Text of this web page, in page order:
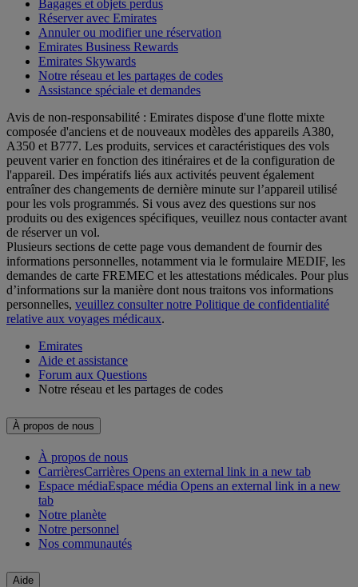
Bagages et objets perdus
Réserver avec Emirates
Annuler ou modifier une réservation
Emirates Business Rewards
Emirates Skywards
Notre réseau et les partages de codes
Assistance spéciale et demandes
Avis de non-responsabilité : Emirates dispose d'une flotte mixte
composée d'anciens et de nouveaux modèles des appareils A380,
A350 et B777. Les produits, services et caractéristiques des vols
peuvent varier en fonction des itinéraires et de la configuration de
l'appareil. Des impératifs liés aux activités peuvent également
entraîner des changements de dernière minute sur l’appareil utilisé
pour les vols programmés. Si vous avez des questions sur nos
produits ou des exigences spécifiques, veuillez nous contacter avant
de réserver un vol.
Plusieurs sections de cette page vous demandent de fournir des
informations personnelles, notamment via le formulaire MEDIF, les
demandes de carte FREMEC et les attestations médicales. Pour plus
d’informations sur la manière dont nous traitons vos informations
personnelles, veuillez consulter notre Politique de confidentialité
relative aux voyages médicaux.
Emirates
Aide et assistance
Forum aux Questions
Notre réseau et les partages de codes
À propos de nous
À propos de nous
CarrièresCarrières Opens an external link in a new tab
Espace médiaEspace média Opens an external link in a new
tab
Notre planète
Notre personnel
Nos communautés
Aide